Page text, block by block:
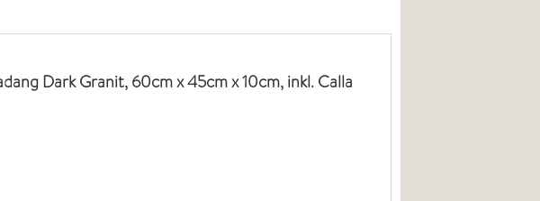
Dark Granit, 60cm x 45cm x 10cm, inkl. Calla